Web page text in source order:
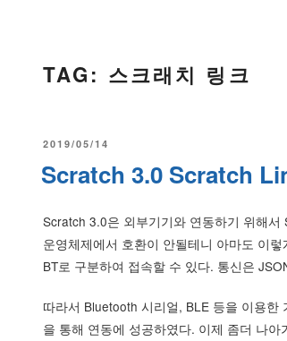
TAG: 스크래치 링크
POSTED
ON
2019/05/14
Scratch 3.0 Scratch
Scratch 3.0은 외부기기와 연동하기 위해
운영체제에서 호환이 안될테니 아마도 이
BT로 구분하여 접속할 수 있다. 통신은
따라서 Bluetooth 시리얼, BLE 등을 이용
을 통해 연동에 성공하였다. 이제 좀더 나